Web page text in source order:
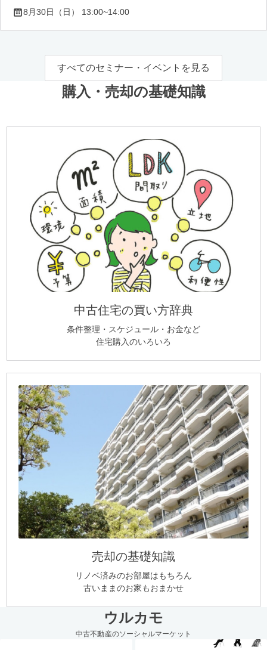
8月30日（日） 13:00~14:00
すべてのセミナー・イベントを見る
購入・売却の基礎知識
中古住宅の買い方辞典
条件整理・スケジュール・お金など
住宅購入のいろいろ
売却の基礎知識
リノベ済みのお部屋はもちろん
古いままのお家もおまかせ
ウルカモ
中古不動産のソーシャルマーケット